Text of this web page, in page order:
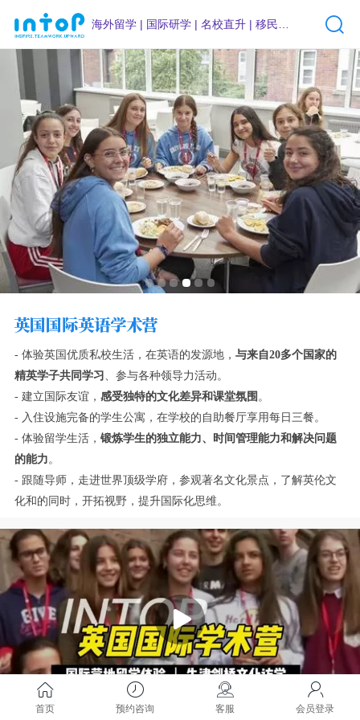
- 体验英国优质私校生活，在英语的发源地， 与来自20多个国家的
精英学子共同学习
、参与各种领导力活动。
- 建立国际友谊， 感受独特的文化差异和课堂氛围 。
- 入住设施完备的学生公寓，在学校的自助餐厅享用每日三餐。
- 体验留学生活， 锻炼学生的独立能力、时间管理能力和解决问题
的能力。
- 跟随导师，走进世界顶级学府，参观著名文化景点，了解英伦文
化和的同时，开拓视野，提升国际化思维。
英国国际英语学术营
首页 预约咨询 客服 会员登录